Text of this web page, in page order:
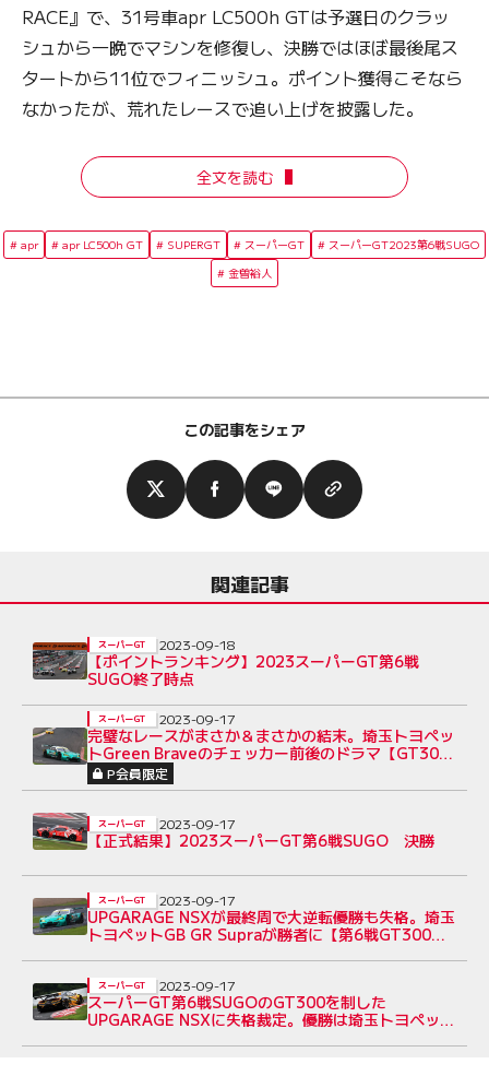
RACE』で、31号車apr LC500h GTは予選日のクラッ
シュから一晩でマシンを修復し、決勝ではほぼ最後尾ス
タートから11位でフィニッシュ。ポイント獲得こそなら
なかったが、荒れたレースで追い上げを披露した。
全文を読む
apr apr LC500h GT SUPERGT スーパーGT
スーパーGT2023第6戦SUGO
金曽裕人
この記事をシェア
関連記事
【ポイントランキング】2023スーパーGT第6戦
SUGO終了時点
スーパーGT 2023-09-18
完璧なレースがまさか＆まさかの結末。埼玉トヨペッ
トGreen Braveのチェッカー前後のドラマ【GT300
決勝あと読み】
P会員限定
スーパーGT 2023-09-17
【正式結果】2023スーパーGT第6戦SUGO 決勝
スーパーGT 2023-09-17
UPGARAGE NSXが最終周で大逆転優勝も失格。埼玉
トヨペットGB GR Supraが勝者に【第6戦GT300決
スーパーGT 2023-09-17
スーパーGT第6戦SUGOのGT300を制した
UPGARAGE NSXに失格裁定。優勝は埼玉トヨペット
スーパーGT 2023-09-17